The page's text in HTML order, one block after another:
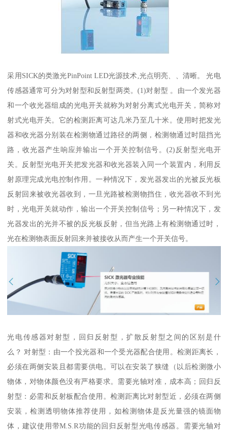
采用SICK的类激光PinPoint LED光源技术,光点明亮、、清晰。 光电
传感器通常可分为对射型和反射型两类。(1)对射型 。由一个发光器
和一个收光器组成的光电开关就称为对射分离式光电开关，简称对
射式光电开关。它的检测距离可达几米乃至几十米。使用时把发光
器和收光器分别装在检测物通过路径的两侧，检测物通过时阻挡光
路，收光器产生响应并输出一个开关控制信号。(2)反射型光电开
关。反射型光电开关把发光器和收光器装入同一个装置内，利用反
射原理完成光电控制作用。一种情况下，发光器发出的光被反光板
反射回来被收光器收到，一旦光路被检测物挡住，收光器收不到光
时，光电开关就动作，输出一个开关控制信号；另一种情况下，发
光器发出的光并不被的反光板反射，但当光路上有检测物通过时，
光在检测物表面反射回来并被接收从而产生一个开关信号。
光电传感器对射型，回归反射型，扩散反射型之间的区别是什
么？ 对射型：由一个投光器和一个受光器配合使用。检测距离长，
必须在两侧安装且都需要供电。可以在安装了狭缝（以后检测微小
物体，对物体颜色没有严格要求。需要光轴对准，成本高；回归反
射型：必需和反射板配合使用。检测距离比对射型近，必须在两侧
安装，检测透明物体推荐使用，如检测物体是反光量强的镜面物
体，建议使用带M.S.R功能的回归反射型光电传感器。需要光轴对